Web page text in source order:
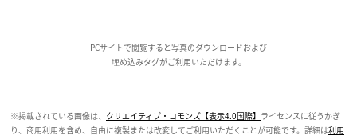
PCサイトで閲覧すると写真のダウンロードおよび
埋め込みタグがご利用いただけます。
※掲載されている画像は、 クリエイティブ・コモンズ【表示4.0国際】 ライセンスに従うかぎ
り、商用利用を含め、自由に複製または改変してご利用いただくことが可能です。詳細は利用